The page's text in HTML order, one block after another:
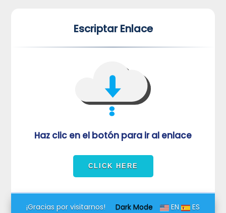
Escriptar Enlace
Haz clic en el botón para ir al enlace
Dark Mode EN ES
¡Gracias por visitarnos!
VUVORmRFeFRNVlJrUjBZd1kza3dkRkJuUFQwPQ==